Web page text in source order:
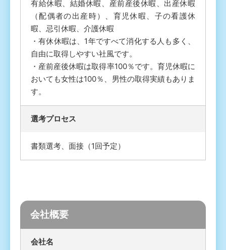
有給休暇、結婚休暇、産前産後休暇、出産休暇
（配偶者の出産時）、育児休暇、子の看護休
暇、忌引休暇、介護休暇
・有休休暇は、1年ですべて消化する人も多く、
自由に取得しやすい社風です。
・産前産後休暇は取得率100％です。育児休暇に
おいても女性は100％、男性の取得実績もありま
す。
選考プロセス
書類選考、面接（1回予定）
会社概要
会社名